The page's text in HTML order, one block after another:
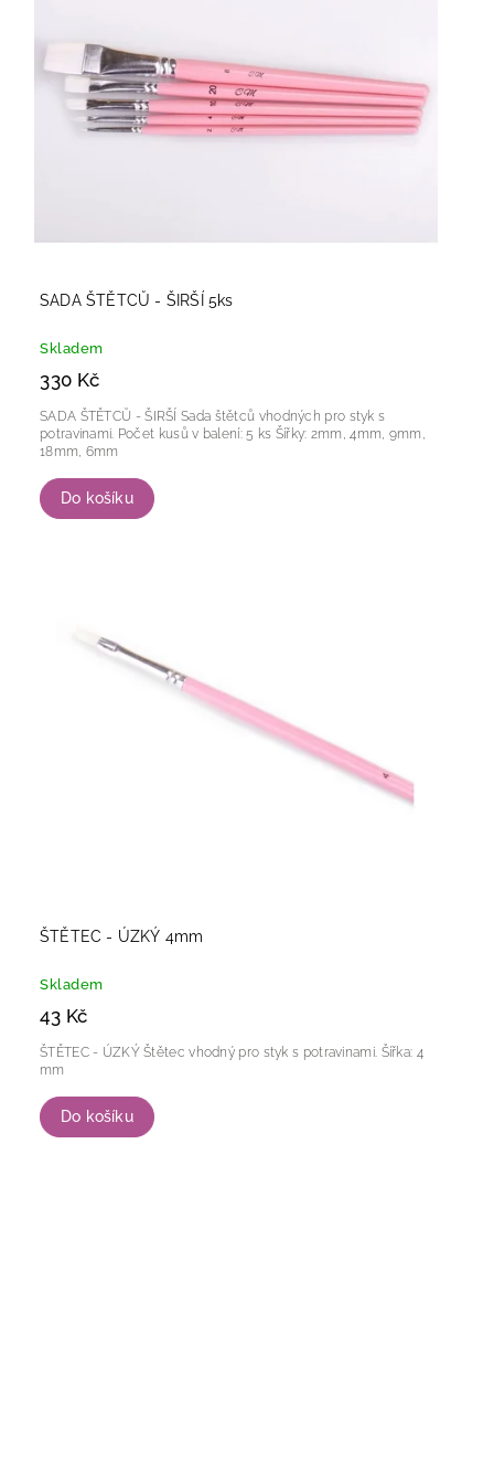
SADA ŠTĚTCŮ - ŠIRŠÍ 5ks
Skladem
330 Kč
Do košíku
SADA ŠTĚTCŮ - ŠIRŠÍ Sada štětců vhodných pro styk s
potravinami. Počet kusů v balení: 5 ks Šířky: 2mm, 4mm, 9mm,
ŠTĚTEC - ÚZKÝ 4mm
Skladem
43 Kč
Do košíku
ŠTĚTEC - ÚZKÝ Štětec vhodný pro styk s potravinami. Šířka: 4